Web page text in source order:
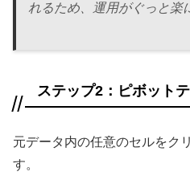
れるため、運用がぐっと楽
ステップ2：ピボット
元データ内の任意のセルをク
す。